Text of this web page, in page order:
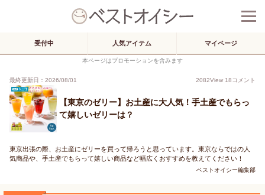
受付中 人気アイテム マイページ
本ページはプロモーションを含みます
最終更新日：2026/08/01 2082View 18コメント
【東京のゼリー】お土産に大人気！手土産でもらっ
て嬉しいゼリーは？
東京出張の際、お土産にゼリーを買って帰ろうと思っています。東京ならではの人
気商品や、手土産でもらって嬉しい商品など幅広くおすすめを教えてください！
ベストオイシー編集部